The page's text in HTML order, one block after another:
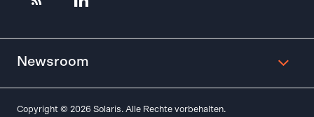
Newsroom
Copyright © 2026 Solaris. Alle Rechte vorbehalten.